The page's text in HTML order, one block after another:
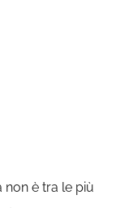
non è tra le più